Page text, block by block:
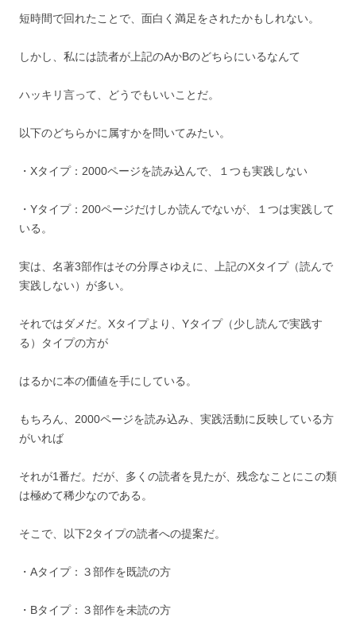
短時間で回れたことで、面白く満足をされたかもしれない。
しかし、私には読者が上記のAかBのどちらにいるなんて
ハッキリ言って、どうでもいいことだ。
以下のどちらかに属すかを問いてみたい。
・Xタイプ：2000ページを読み込んで、１つも実践しない
・Yタイプ：200ページだけしか読んでないが、１つは実践して
いる。
実は、名著3部作はその分厚さゆえに、上記のXタイプ（読んで
実践しない）が多い。
それではダメだ。Xタイプより、Yタイプ（少し読んで実践す
る）タイプの方が
はるかに本の価値を手にしている。
もちろん、2000ページを読み込み、実践活動に反映している方
がいれば
それが1番だ。だが、多くの読者を見たが、残念なことにこの類
は極めて稀少なのである。
そこで、以下2タイプの読者への提案だ。
・Aタイプ：３部作を既読の方
・Bタイプ：３部作を未読の方